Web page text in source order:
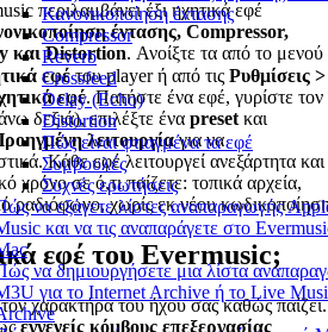
Κανονικοποίηση έντασης
Compressor
Reverb
Crossfeed
Delay (Echo)
Distortion
Πώς είναι φτιαγμένα τα εφέ
Συμβουλές
Συχνές ερωτήσεις
να εξάγετε λίστες αναπαραγωγής
και να τις αναπαράγετε στο
να δημιουργήσετε μια λίστα
για το Internet Archive ή το Live
περιλαμβάνει έξι ηχητικά εφέ
έντασης, Compressor,
και Distortion. Ανοίξτε τα από το μενού
εφέτου player ή από τις Ρυθμίσεις >
εφέ. Πατήστε ένα εφέ, γυρίστε τον
δεξιά), επιλέξτε ένα preset και
λειτουργίαγια να
Κάθε εφέ λειτουργεί ανεξάρτητα και
χρόνο σε ό,τι παίζετε: τοπικά αρχεία,
ραδιόφωνο, χωρίς εκ νέου
εφέ του Evermusic;
χαρακτήρα του ήχου σας καθώς παίζει.
εγγενείς κόμβους επεξεργασίας